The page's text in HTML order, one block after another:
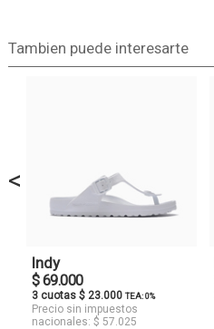
Tambien puede interesarte
<
Indy
$ 69.000
3 cuotas $ 23.000 TEA: 0%
Precio sin impuestos
nacionales: $ 57.025